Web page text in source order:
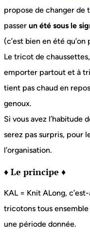
propose de changer de
passer un été sous le
(c’est bien en été qu’on
Le tricot de
emporter partout et à
tient pas chaud en
genoux.
Si vous avez l’habitude
serez pas surpris, pour
l’organisation.
♦ Le principe ♦
KAL = Knit ALong,
tricotons tous
une période donnée.